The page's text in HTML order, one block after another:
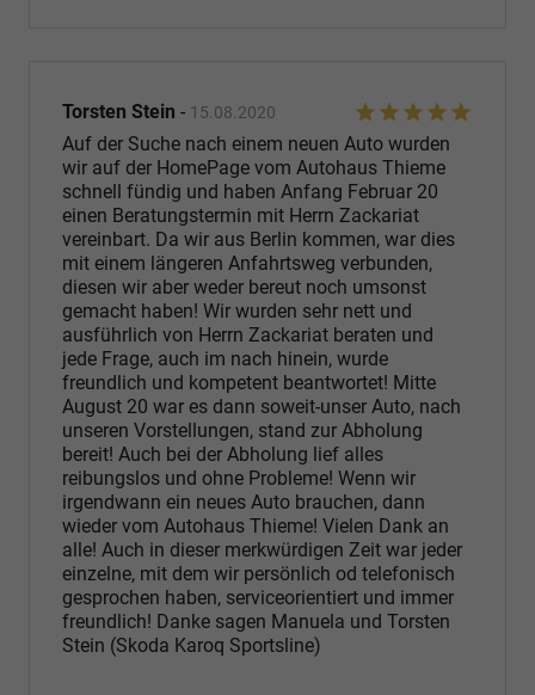
Torsten Stein - 15.08.2020
Auf der Suche nach einem neuen Auto wurden
wir auf der HomePage vom Autohaus Thieme
schnell fündig und haben Anfang Februar 20
einen Beratungstermin mit Herrn Zackariat
vereinbart. Da wir aus Berlin kommen, war dies
mit einem längeren Anfahrtsweg verbunden,
diesen wir aber weder bereut noch umsonst
gemacht haben! Wir wurden sehr nett und
ausführlich von Herrn Zackariat beraten und
jede Frage, auch im nach hinein, wurde
freundlich und kompetent beantwortet! Mitte
August 20 war es dann soweit-unser Auto, nach
unseren Vorstellungen, stand zur Abholung
bereit! Auch bei der Abholung lief alles
reibungslos und ohne Probleme! Wenn wir
irgendwann ein neues Auto brauchen, dann
wieder vom Autohaus Thieme! Vielen Dank an
alle! Auch in dieser merkwürdigen Zeit war jeder
einzelne, mit dem wir persönlich od telefonisch
gesprochen haben, serviceorientiert und immer
freundlich! Danke sagen Manuela und Torsten
Stein (Skoda Karoq Sportsline)